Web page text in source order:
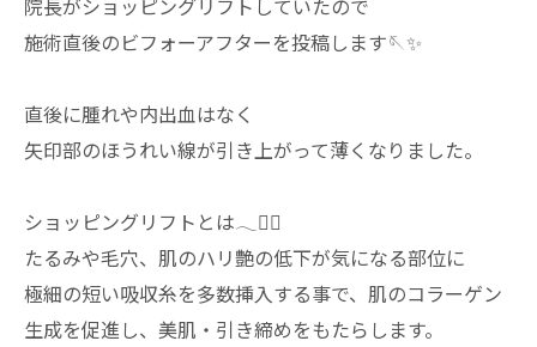
院長がショッピングリフトしていたので
施術直後のビフォーアフターを投稿します🪡✨
直後に腫れや内出血はなく
矢印部のほうれい線が引き上がって薄くなりました。
ショッピングリフトとは𓂃✍🏻
たるみや毛穴、肌のハリ艶の低下が気になる部位に
極細の短い吸収糸を多数挿入する事で、肌のコラーゲン
生成を促進し、美肌・引き締めをもたらします。